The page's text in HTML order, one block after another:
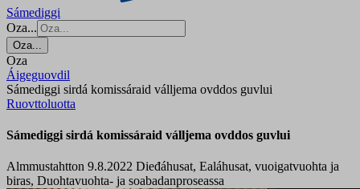
Sámediggi
Oza...
Oza...
Oza
Áigeguovdil
Sámediggi sirdá komissáraid válljema ovddos guvlui
Ruovttoluotta
Sámediggi sirdá komissáraid válljema ovddos guvlui
Almmustahtton 9.8.2022 Dieđáhusat, Ealáhusat, vuoigatvuohta ja
biras, Duohtavuohta- ja soabadanproseassa